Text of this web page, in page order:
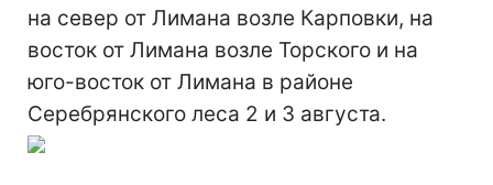
на север от Лимана возле Карповки, на
восток от Лимана возле Торского и на
юго-восток от Лимана в районе
Серебрянского леса 2 и 3 августа.